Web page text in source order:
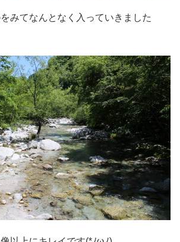
みてなんとなく入っていきました